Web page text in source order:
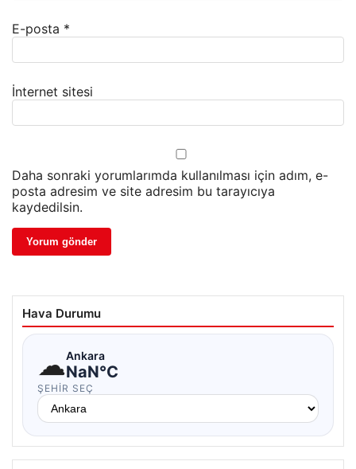
E-posta *
İnternet sitesi
Daha sonraki yorumlarımda kullanılması için adım, e-
posta adresim ve site adresim bu tarayıcıya
kaydedilsin.
Hava Durumu
☁Ankara
NaN°C
ŞEHIR SEÇ